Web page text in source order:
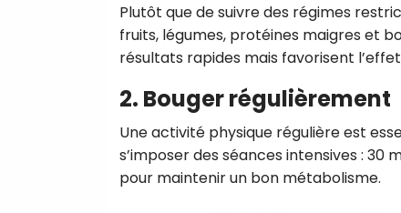
Plutôt que de suivre des régimes
fruits, légumes, protéines maigres et
résultats rapides mais favorisent
2. Bouger régulièrement
Une activité physique régulière est
s’imposer des séances intensives :
pour maintenir un bon métabolisme.